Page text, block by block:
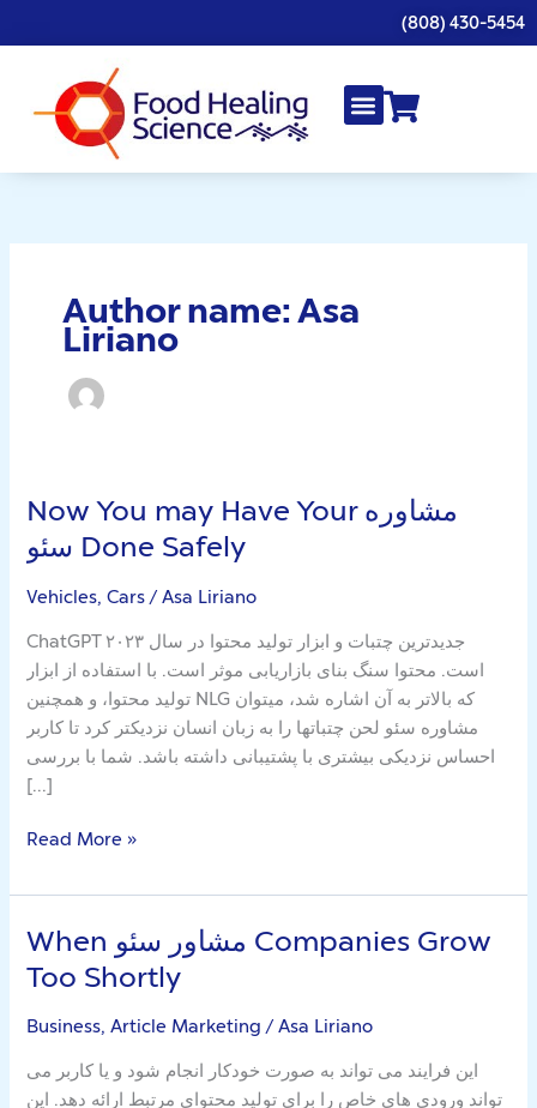
to
(808) 430-5454
Author name: Asa
Liriano
Now You may Have Your مشاوره
سئو Done Safely
Vehicles, Cars/Asa Liriano
ChatGPT جدیدترین چتبات و ابزار تولید محتوا در سال ۲۰۲۳
است. محتوا سنگ بنای بازاریابی موثر است. با استفاده از ابزار
تولید محتوا، و همچنین NLG که بالاتر به آن اشاره شد، میتوان
مشاوره سئو لحن چتباتها را به زبان انسان نزدیکتر کرد تا کاربر
احساس نزدیکی بیشتری با پشتیبانی داشته باشد. شما با بررسی
[…]
Now
You
may
Have
مشاوره
سئو
Done
Safely
Read More »
When مشاور سئو Companies Grow
Too Shortly
Business, Article Marketing/Asa Liriano
این فرایند می تواند به صورت خودکار انجام شود و یا کاربر می
تواند ورودی های خاص را برای تولید محتوای مرتبط ارائه دهد. این
When
مشاور
سئو
Companies
Too